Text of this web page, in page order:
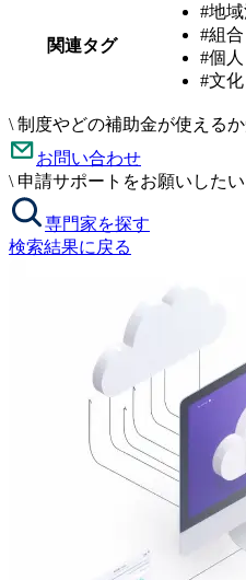
関連タグ
#地
#組
#個人
#文
\ 制度やどの補助金が使える
お問い合わせ
\ 申請サポートをお願いした
専門家を探す
検索結果に戻る